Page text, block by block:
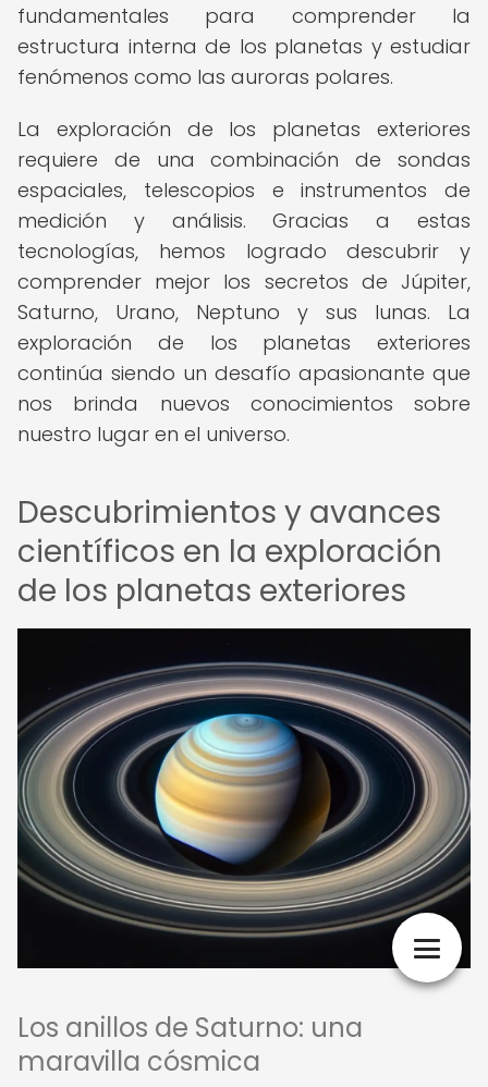
fundamentales para comprender la
estructura interna de los planetas y estudiar
fenómenos como las auroras polares.
La exploración de los planetas exteriores
requiere de una combinación de sondas
espaciales, telescopios e instrumentos de
medición y análisis. Gracias a estas
tecnologías, hemos logrado descubrir y
comprender mejor los secretos de Júpiter,
Saturno, Urano, Neptuno y sus lunas. La
exploración de los planetas exteriores
continúa siendo un desafío apasionante que
nos brinda nuevos conocimientos sobre
nuestro lugar en el universo.
Descubrimientos y avances
científicos en la exploración
de los planetas exteriores
Los anillos de Saturno: una
maravilla cósmica